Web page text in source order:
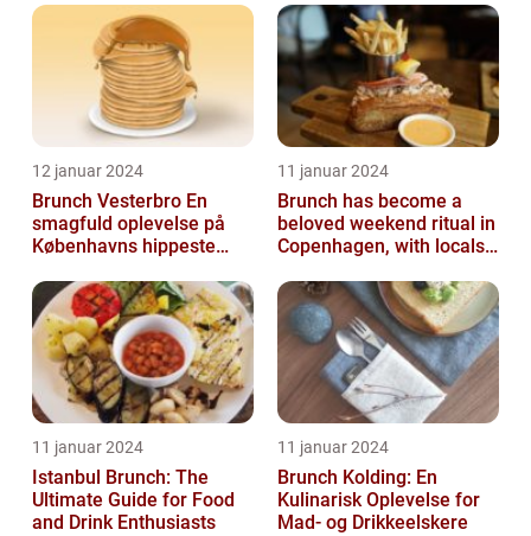
12 januar 2024
Brunch Vesterbro En
smagfuld oplevelse på
Københavns hippeste
11 januar 2024
Brunch has become a
beloved weekend ritual in
Copenhagen, with locals
to...
11 januar 2024
Istanbul Brunch: The
Ultimate Guide for Food
and Drink Enthusiasts
11 januar 2024
Brunch Kolding: En
Kulinarisk Oplevelse for
Mad- og Drikkeelskere